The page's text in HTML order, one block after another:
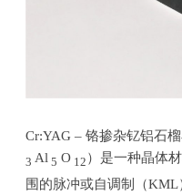
Cr:YAG – 铬掺杂钇铝石
3 Al 5 O 12 ）是一种晶体
围的脉冲或自调制（KML